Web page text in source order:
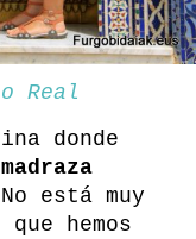
Real
donde
madraza
No está muy
hemos